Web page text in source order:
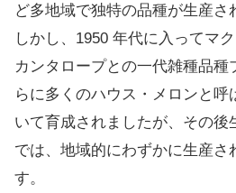
ど多地域で独特の品種が生産さ
しかし、1950 年代に入ってマ
カンタロープとの一代雑種品種
らに多くのハウス・メロンと
いて育成されましたが、その後
では、地域的にわずかに生産さ
す。